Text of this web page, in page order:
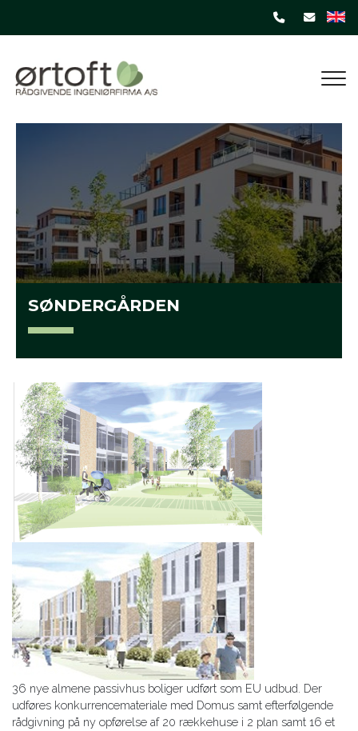
SØNDERGÅRDEN​
36 nye almene passivhus boliger udført som EU udbud. Der
udføres konkurrencemateriale med Domus samt efterfølgende
rådgivning på ny opførelse af 20 rækkehuse i 2 plan samt 16 et